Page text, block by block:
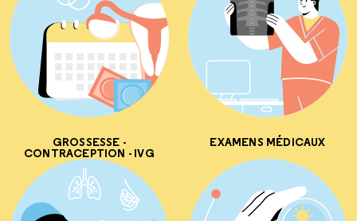
GROSSESSE -
CONTRACEPTION - IVG
EXAMENS MÉDICAUX